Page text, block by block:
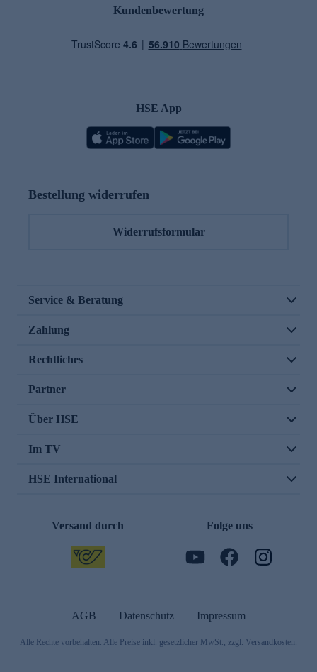
Kundenbewertung
HSE App
Bestellung widerrufen
Widerrufsformular
Service & Beratung
Zahlung
Rechtliches
Partner
Über HSE
Im TV
HSE International
Versand durch Folge uns
AGB Datenschutz Impressum
Alle Rechte vorbehalten. Alle Preise inkl. gesetzlicher MwSt., zzgl. Versandkosten.